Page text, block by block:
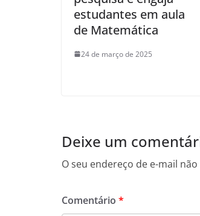
estudantes em aula
de Matemática
24 de março de 2025
Deixe um
O seu endereço de e-mail
Comentário *